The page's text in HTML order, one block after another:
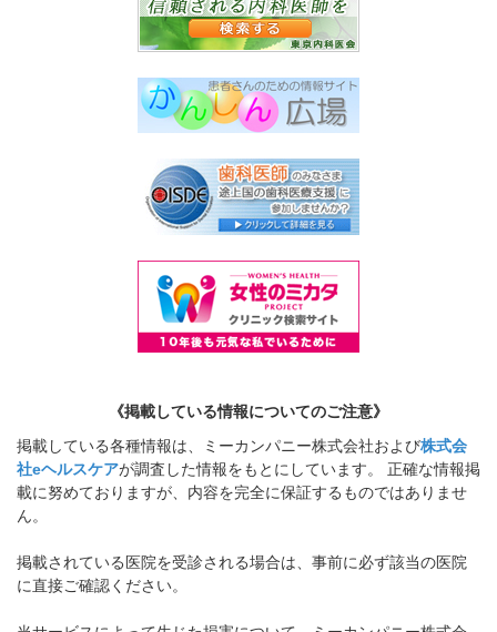
外来診療について、年齢や性別を問わず幅広く診療されていま
すが、特に力を入れている分野はありますか?
として、どのようなご相談にも応
じる」という姿勢で診療を続けて
おり、その思いはいまも変わって
いません。私の専門にかかわら
ず、おなかの不調や貧血、更年期
障害による不定愁訴など…
>>記事全文を読む